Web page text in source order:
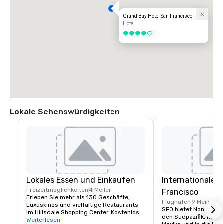
Grand Bay Hotel San Francisco
Hotel
4 von 5
Lokale Sehenswürdigkeiten
Lokales Essen und Einkaufen
Freizeitmöglichkeiten4 Meilen
Erleben Sie mehr als 130 Geschäfte,
Luxuskinos und vielfältige Restaurants
im Hillsdale Shopping Center. Kostenlose
Parkplätze und Caltrain zugänglich. Das
Weiterlesen
Internationaler
Francisco
Flughafen 9 Meilen
SFO bietet Nonstop-
den Südpazifik, nach